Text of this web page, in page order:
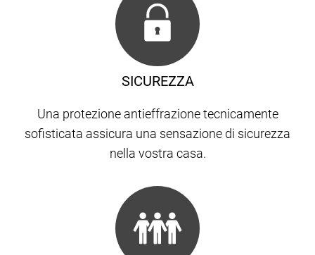
SICUREZZA
Una protezione antieffrazione tecnicamente
sofisticata assicura una sensazione di sicurezza
nella vostra casa.